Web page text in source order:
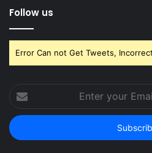
Follow us
Error Can not Get Tweets,
your
Email
address